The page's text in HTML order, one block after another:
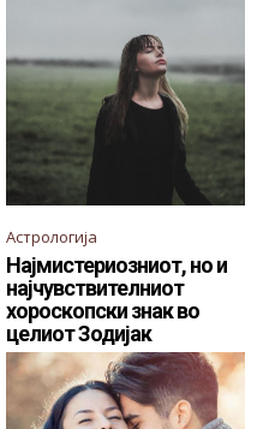
Астрологија
Најмистериозниот, но и
најчувствителниот
хороскопски знак во
целиот Зодијак